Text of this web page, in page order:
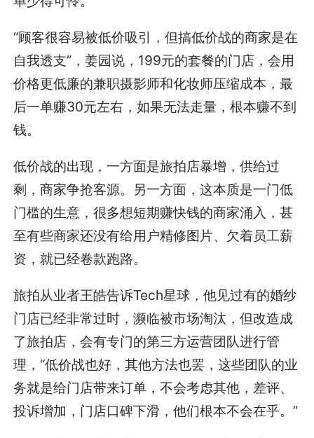
“顾客很容易被低价吸引，但搞低价战的商家是在
自我透支”，姜园说，199元的套餐的门店，会用
价格更低廉的兼职摄影师和化妆师压缩成本，最
后一单赚30元左右，如果无法走量，根本赚不到
钱。
低价战的出现，一方面是旅拍店暴增，供给过
剩，商家争抢客源。另一方面，这本质是一门低
门槛的生意，很多想短期赚快钱的商家涌入，甚
至有些商家还没有给用户精修图片、欠着员工薪
资，就已经卷款跑路。
旅拍从业者王皓告诉Tech星球，他见过有的婚纱
门店已经非常过时，濒临被市场淘汰，但改造成
了旅拍店，会有专门的第三方运营团队进行管
理，“低价战也好，其他方法也罢，这些团队的业
务就是给门店带来订单，不会考虑其他，差评、
投诉增加，门店口碑下滑，他们根本不会在乎。”